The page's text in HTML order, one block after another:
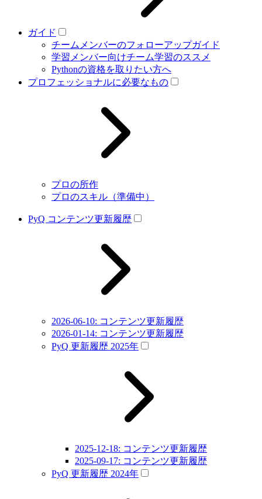
ガイド
チームメンバーのフォローアップガイド
学習メンバー向けチーム学習のススメ
Pythonの資格を取りたい方へ
プロフェッショナルに必要なもの
プロの所作
プロのスキル（準備中）
PyQ コンテンツ更新履歴
2026-06-10: コンテンツ更新履歴
2026-01-14: コンテンツ更新履歴
PyQ 更新履歴 2025年
2025-12-18: コンテンツ更新履歴
2025-09-17: コンテンツ更新履歴
PyQ 更新履歴 2024年